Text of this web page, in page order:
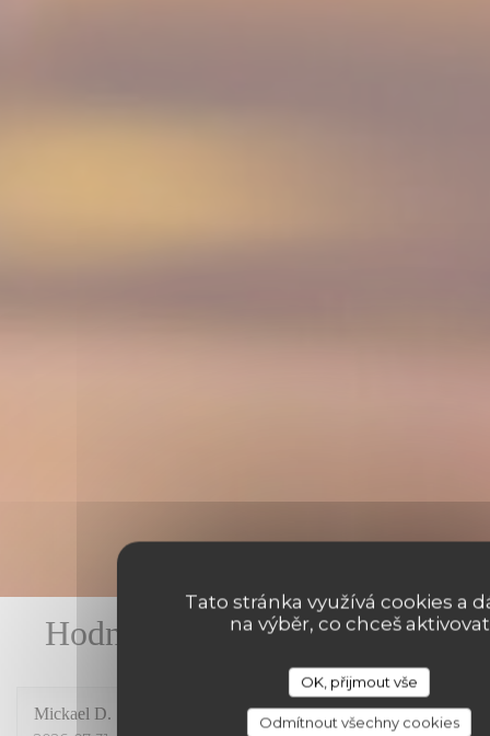
Tato stránka využívá cookies a
na výběr, co chceš aktivovat
OK, přijmout vše
Odmítnout všechny cookies
Hodnocení našich zákazníků
Mickael D